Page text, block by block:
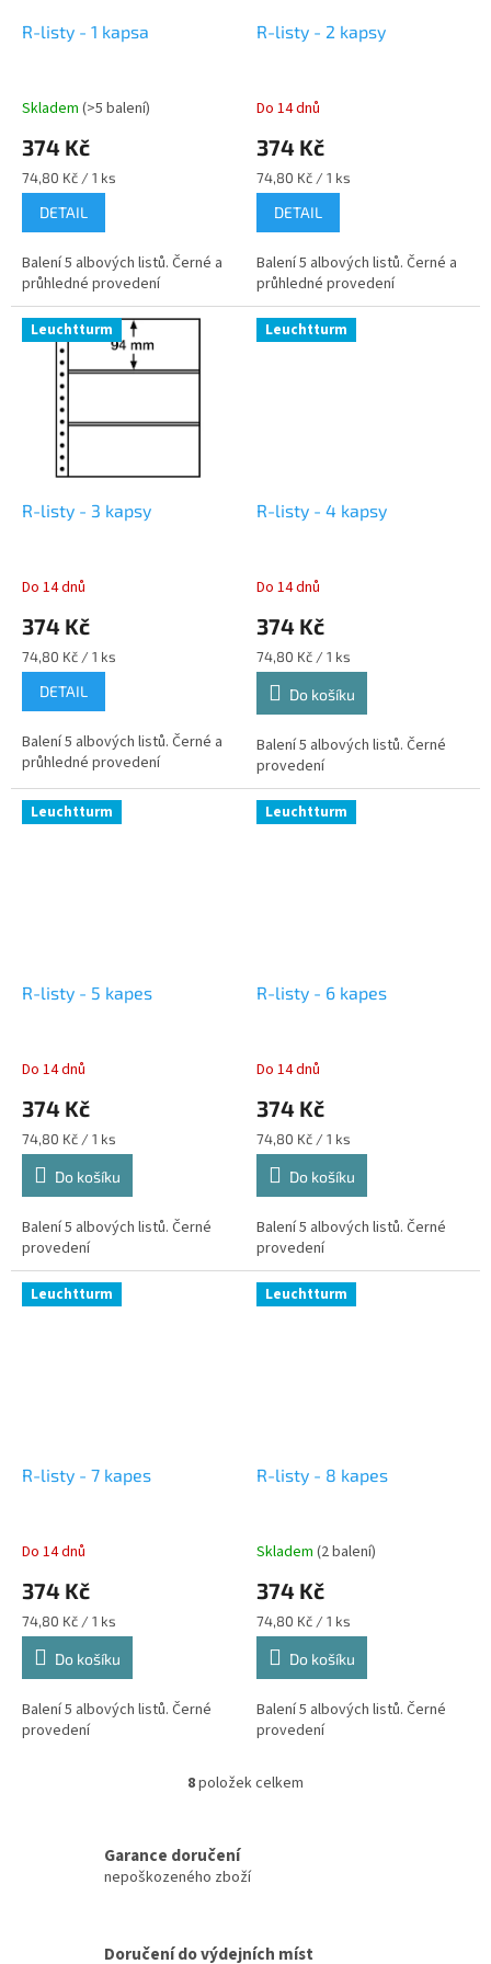
R-listy - 1 kapsa
Skladem (>5 balení)
374 Kč
Měrná
cena:
74,80 Kč / 1 ks
DETAIL
Balení 5 albových listů. Černé a
průhledné provedení
R-listy - 2 kapsy
Do 14 dnů
374 Kč
Měrná
cena:
74,80 Kč / 1 ks
DETAIL
Balení 5 albových listů. Černé a
průhledné provedení
Leuchtturm
R-listy - 3 kapsy
Do 14 dnů
374 Kč
Měrná
cena:
74,80 Kč / 1 ks
DETAIL
Balení 5 albových listů. Černé a
průhledné provedení
Leuchtturm
R-listy - 4 kapsy
Do 14 dnů
374 Kč
Měrná
cena:
74,80 Kč / 1 ks
Do košíku
Balení 5 albových listů. Černé
provedení
Leuchtturm
R-listy - 5 kapes
Do 14 dnů
374 Kč
Měrná
cena:
74,80 Kč / 1 ks
Do košíku
Balení 5 albových listů. Černé
provedení
Leuchtturm
R-listy - 6 kapes
Do 14 dnů
374 Kč
Měrná
cena:
74,80 Kč / 1 ks
Do košíku
Balení 5 albových listů. Černé
provedení
Leuchtturm
R-listy - 7 kapes
Do 14 dnů
374 Kč
Měrná
cena:
74,80 Kč / 1 ks
Do košíku
Balení 5 albových listů. Černé
provedení
Leuchtturm
R-listy - 8 kapes
Skladem (2 balení)
374 Kč
Měrná
cena:
74,80 Kč / 1 ks
Do košíku
Balení 5 albových listů. Černé
provedení
O
d
p
8položek celkem
Garance doručení
nepoškozeného zboží
Doručení do výdejních míst